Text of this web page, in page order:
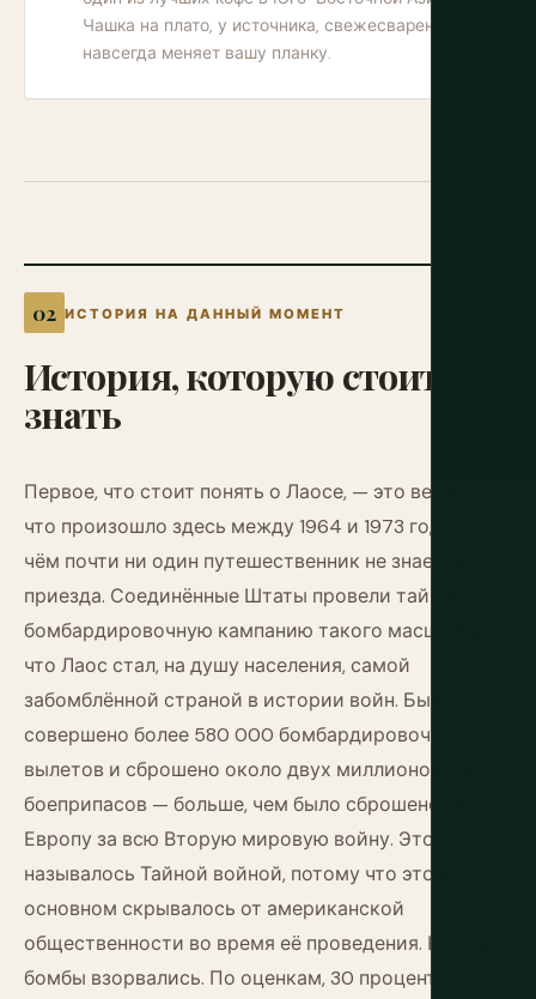
Чашка на плато, у источника, свежесваренная,
навсегда меняет вашу планку.
ИСТОРИЯ НА ДАННЫЙ МОМЕНТ
История,которуюстоит
знать
Первое, что стоит понять о Лаосе, — это вес того,
что произошло здесь между 1964 и 1973 годами, о
чём почти ни один путешественник не знает до
приезда. Соединённые Штаты провели тайную
бомбардировочную кампанию такого масштаба,
что Лаос стал, на душу населения, самой
забомблённой страной в истории войн. Было
совершено более 580 000 бомбардировочных
вылетов и сброшено около двух миллионов тонн
боеприпасов — больше, чем было сброшено на
Европу за всю Вторую мировую войну. Это
называлось Тайной войной, потому что это в
основном скрывалось от американской
общественности во время её проведения. Не все
бомбы взорвались. По оценкам, 30 процентов